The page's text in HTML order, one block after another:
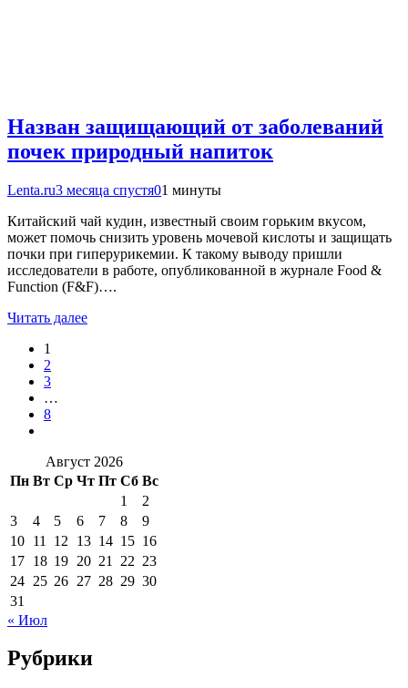
Назван защищающий от заболеваний
почек природный напиток
Lenta.ru3 месяца спустя01 минуты
Китайский чай кудин, известный своим горьким вкусом,
может помочь снизить уровень мочевой кислоты и защищать
почки при гиперурикемии. К такому выводу пришли
исследователи в работе, опубликованной в журнале Food &
Function (F&F)….
Читать далее
1
2
3
…
8
Август 2026
Пн Вт Ср Чт Пт Сб Вс
1
2
3
4 5 6 7 8
9
10 11 12 13 14 15 16
17 18 19 20 21 22 23
24 25 26 27 28 29 30
31
« Июл
Рубрики